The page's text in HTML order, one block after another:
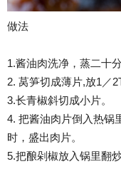
做法
1.酱油肉洗净，蒸二十
2. 莴笋切成薄片,放1／
3.长青椒斜切成小片。
4. 把酱油肉片倒入热锅
时，盛出肉片。
5.把酿剁椒放入锅里翻